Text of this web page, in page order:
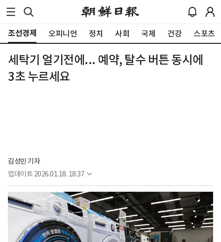
조선경제 오피니언 정치 사회 국제 건강 스포츠
세탁기 얼기전에... 예약, 탈수 버튼 동시에
3초 누르세요
김성민 기자
업데이트 2026.01.18. 18:37